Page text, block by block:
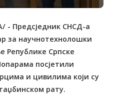
- Предсједник СНСД-а
за научнотехнолошки
Републике Српске
посјетили
и цивилима који су
рату.